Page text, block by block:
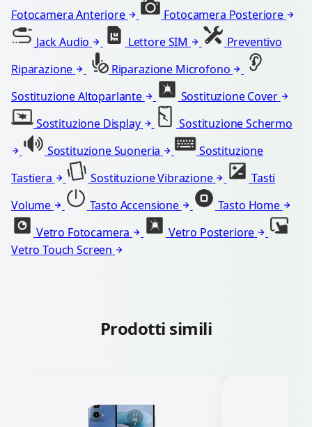
Fotocamera Anteriore
Fotocamera Posteriore
Jack Audio
Lettore SIM
Preventivo
Riparazione
Riparazione Microfono
Sostituzione Altoparlante
Sostituzione Cover
Sostituzione Display
Sostituzione Schermo
Sostituzione Suoneria
Sostituzione
Tastiera
Sostituzione Vibrazione
Tasti
Volume
Tasto Accensione
Tasto Home
Vetro Fotocamera
Vetro Posteriore
Vetro Touch Screen
Prodotti simili